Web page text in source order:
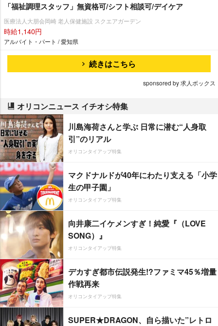
「福祉調理スタッフ」無資格可/シフト相談可/デイケア
医療法人大朋会岡崎 老人保健施設 スクエアガーデン
時給1,140円
アルバイト・パート / 愛知県
続きはこちら
sponsored by 求人ボックス
オリコンニュース イチオシ特集
川島海荷さんと学ぶ 日常に潜む“人身取
引”のリアル
オリコンタイアップ特集
マクドナルドが40年にわたり支える「小学
生の甲子園」
オリコンタイアップ特集
向井康二イケメンすぎ！純愛『（LOVE
SONG）』
オリコンタイアップ特集
デカすぎ都市伝説発生!?ファミマ45％増量
作戦再来
オリコンタイアップ特集
SUPER★DRAGON、自ら描いた”レトロ